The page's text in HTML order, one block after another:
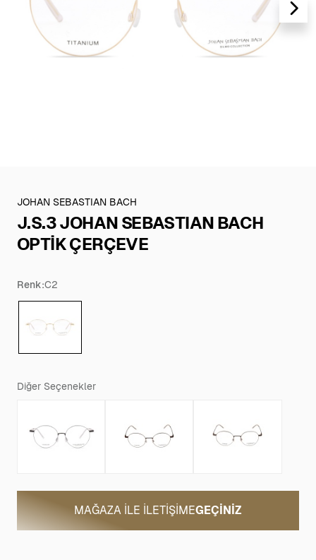
JOHAN SEBASTIAN BACH
J.S.3 JOHAN SEBASTIAN BACH
OPTİK ÇERÇEVE
Renk:C2
Diğer Seçenekler
MAĞAZA ILE İLETIŞIMEGEÇINIZ